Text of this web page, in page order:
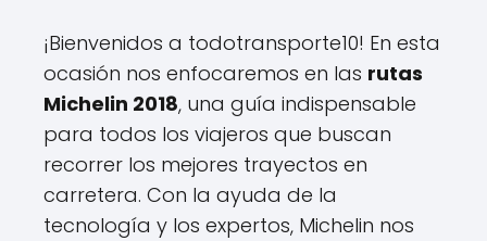
¡Bienvenidos a todotransporte10! En esta
ocasión nos enfocaremos en las rutas
Michelin 2018, una guía indispensable
para todos los viajeros que buscan
recorrer los mejores trayectos en
carretera. Con la ayuda de la
tecnología y los expertos, Michelin nos